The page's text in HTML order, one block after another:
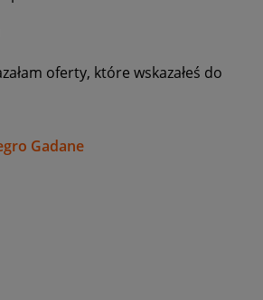
oferty, które wskazałeś do
Gadane